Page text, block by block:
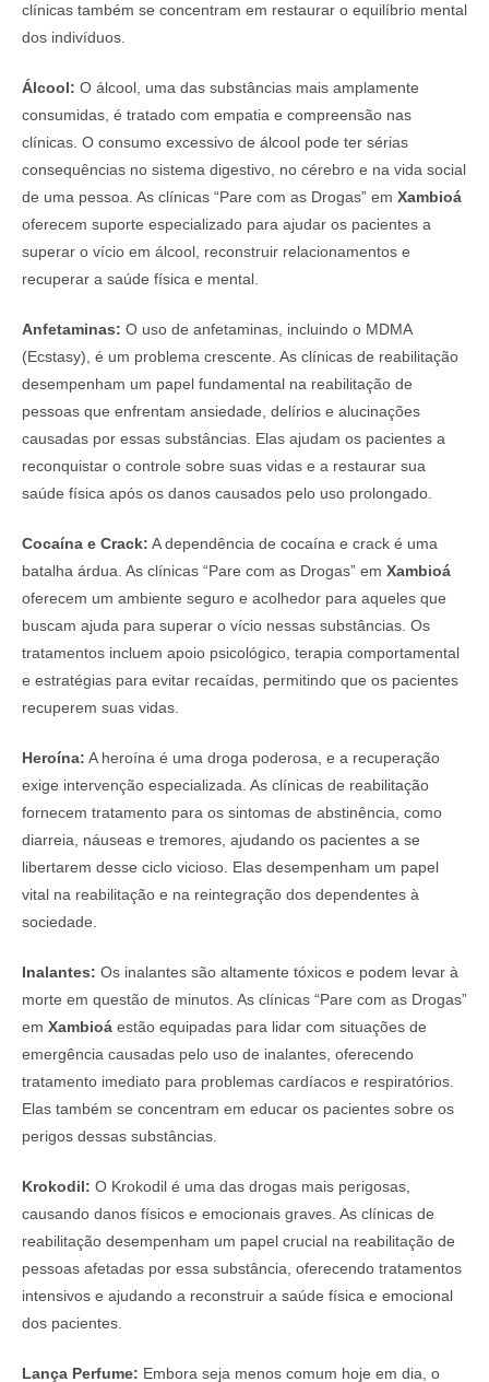
clínicas também se concentram em restaurar o equilíbrio mental
dos indivíduos.
Álcool: O álcool, uma das substâncias mais amplamente
consumidas, é tratado com empatia e compreensão nas
clínicas. O consumo excessivo de álcool pode ter sérias
consequências no sistema digestivo, no cérebro e na vida social
de uma pessoa. As clínicas “Pare com as Drogas” em Xambioá
oferecem suporte especializado para ajudar os pacientes a
superar o vício em álcool, reconstruir relacionamentos e
recuperar a saúde física e mental.
Anfetaminas: O uso de anfetaminas, incluindo o MDMA
(Ecstasy), é um problema crescente. As clínicas de reabilitação
desempenham um papel fundamental na reabilitação de
pessoas que enfrentam ansiedade, delírios e alucinações
causadas por essas substâncias. Elas ajudam os pacientes a
reconquistar o controle sobre suas vidas e a restaurar sua
saúde física após os danos causados pelo uso prolongado.
Cocaína e Crack: A dependência de cocaína e crack é uma
batalha árdua. As clínicas “Pare com as Drogas” em Xambioá
oferecem um ambiente seguro e acolhedor para aqueles que
buscam ajuda para superar o vício nessas substâncias. Os
tratamentos incluem apoio psicológico, terapia comportamental
e estratégias para evitar recaídas, permitindo que os pacientes
recuperem suas vidas.
Heroína: A heroína é uma droga poderosa, e a recuperação
exige intervenção especializada. As clínicas de reabilitação
fornecem tratamento para os sintomas de abstinência, como
diarreia, náuseas e tremores, ajudando os pacientes a se
libertarem desse ciclo vicioso. Elas desempenham um papel
vital na reabilitação e na reintegração dos dependentes à
sociedade.
Inalantes: Os inalantes são altamente tóxicos e podem levar à
morte em questão de minutos. As clínicas “Pare com as Drogas”
em Xambioá estão equipadas para lidar com situações de
emergência causadas pelo uso de inalantes, oferecendo
tratamento imediato para problemas cardíacos e respiratórios.
Elas também se concentram em educar os pacientes sobre os
perigos dessas substâncias.
Krokodil: O Krokodil é uma das drogas mais perigosas,
causando danos físicos e emocionais graves. As clínicas de
reabilitação desempenham um papel crucial na reabilitação de
pessoas afetadas por essa substância, oferecendo tratamentos
intensivos e ajudando a reconstruir a saúde física e emocional
dos pacientes.
Lança Perfume: Embora seja menos comum hoje em dia, o